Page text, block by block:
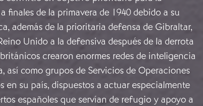
finales de la primavera de 1940 debido a su
además de la prioritaria defensa de Gibraltar,
Unido a la defensiva después de la derrota
crearon enormes redes de inteligencia
así como grupos de Servicios de Operaciones
en su país, dispuestos a actuar especialmente
españoles que servían de refugio y apoyo a